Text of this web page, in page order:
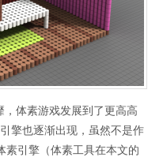
体素游戏发展到了更高高
擎也逐渐出现，虽然不是作
素引擎（体素工具在本文的